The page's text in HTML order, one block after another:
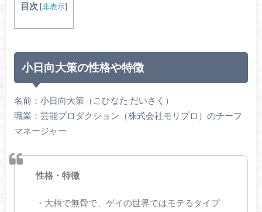
目次 [非表示]
小日向大策の性格や特徴
名前：小日向大策（こひなた だいさく）
職業：芸能プロダクション（株式会社モリプロ）のチーフ
マネージャー
性格・特徴
・大柄で無骨で、ゲイの世界ではモテるタイプ